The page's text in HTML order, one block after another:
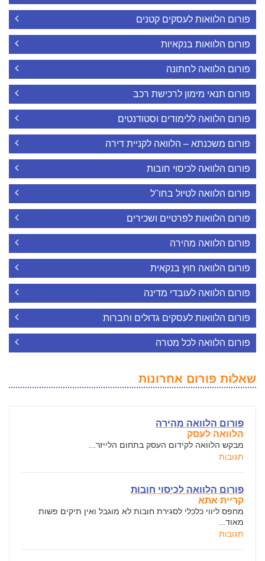
פורום הלוואות לעסקים קטנים
פורום הלוואות בנקאיות
פורום הלוואה לחתונה
פורום תנאי מימון לרכישת רכב
פורום הלוואה ללימודים וסטודנטים
פורום משכנתא – הלוואה לקניית דירה
פורום הלוואה לכיסוי חובות
פורום הלוואה לטיול בחו"ל
פורום הלוואות לפרטיים ושכירים
פורום הלוואה מהירה
פורום הלוואה חוץ בנקאית
פורום הלוואה לעובדי מדינה
פורום הלוואות לעסקים גדולים וחברות
פורום הלוואה לכל מטרה
שאלות פורום אחרונות
פורום הלוואה מהירה
הלוואה לעסק
מבקש הלוואה לקידום העסק בתחום הלייזר...
תגובות
פורום הלוואה לכיסוי חובות
קריית אתא
מחפס ליווי כלכלי לסגירת חובות לא מוגבל ואין תיקים פשות
מאוד...
תגובות